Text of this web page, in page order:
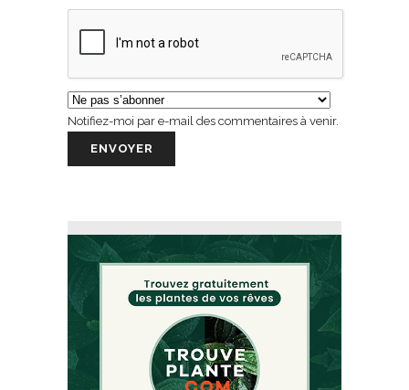
Notifiez-moi par e-mail des commentaires à venir.